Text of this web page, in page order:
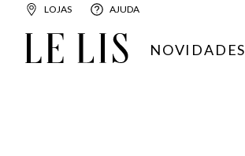
LOJAS AJUDA
NOVIDADES